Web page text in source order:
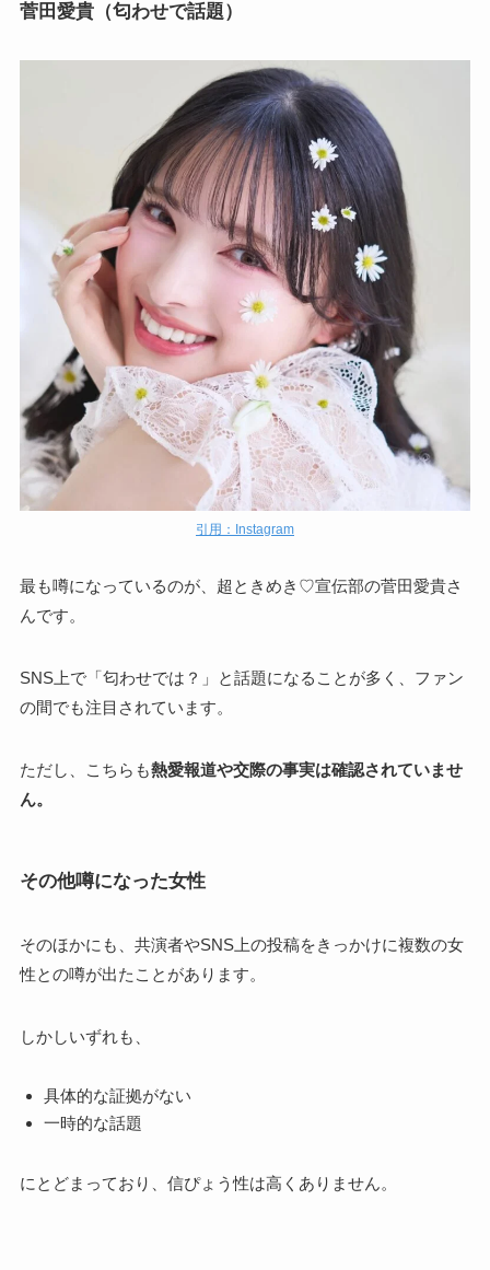
菅田愛貴（匂わせで話題）
引用：Instagram
最も噂になっているのが、超ときめき♡宣伝部の菅田愛貴さ
んです。
SNS上で「匂わせでは？」と話題になることが多く、ファン
の間でも注目されています。
ただし、こちらも熱愛報道や交際の事実は確認されていませ
ん。
その他噂になった女性
そのほかにも、共演者やSNS上の投稿をきっかけに複数の女
性との噂が出たことがあります。
しかしいずれも、
具体的な証拠がない
一時的な話題
にとどまっており、信ぴょう性は高くありません。